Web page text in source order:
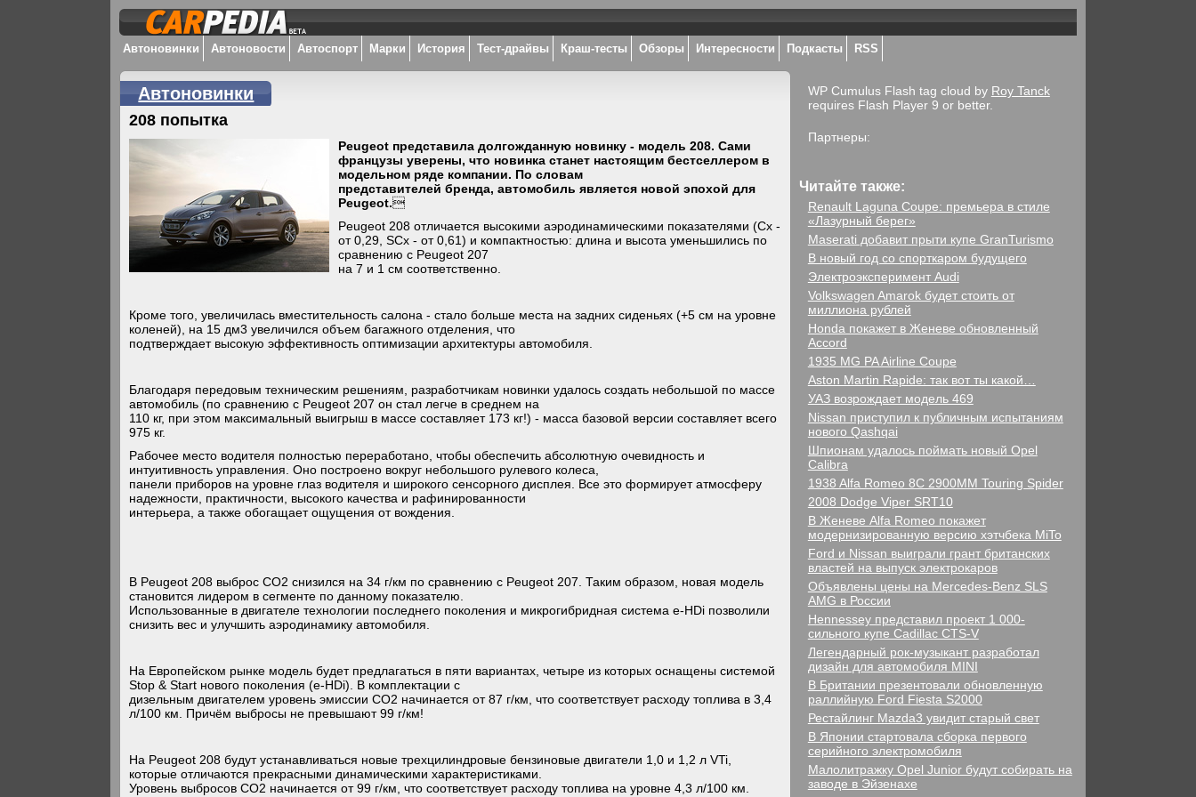
Автоновинки Автоновости Автоспорт Марки История Тест-драйвы Краш-тесты Обзоры Интересности Подкасты RSS
Автоновинки
208 попытка
Peugeot представила долгожданную новинку - модель 208. Сами
французы уверены, что новинка станет настоящим бестселлером в
модельном ряде компании. По словам
представителей бренда, автомобиль является новой эпохой для
Peugeot.
Peugeot 208 отличается высокими аэродинамическими показателями (Cx -
от 0,29, SCx - от 0,61) и компактностью: длина и высота уменьшились по
сравнению с Peugeot 207
на 7 и 1 см соответственно.
Кроме того, увеличилась вместительность салона - стало больше места на задних сиденьях (+5 см на уровне
коленей), на 15 дм3 увеличился объем багажного отделения, что
подтверждает высокую эффективность оптимизации архитектуры автомобиля.
Благодаря передовым техническим решениям, разработчикам новинки удалось создать небольшой по массе
автомобиль (по сравнению с Peugeot 207 он стал легче в среднем на
110 кг, при этом максимальный выигрыш в массе составляет 173 кг!) - масса базовой версии составляет всего
975 кг.
Рабочее место водителя полностью переработано, чтобы обеспечить абсолютную очевидность и
интуитивность управления. Оно построено вокруг небольшого рулевого колеса,
панели приборов на уровне глаз водителя и широкого сенсорного дисплея. Все это формирует атмосферу
надежности, практичности, высокого качества и рафинированности
интерьера, а также обогащает ощущения от вождения.
В Peugeot 208 выброс СО2 снизился на 34 г/км по сравнению с Peugeot 207. Таким образом, новая модель
становится лидером в сегменте по данному показателю.
Использованные в двигателе технологии последнего поколения и микрогибридная система e-HDi позволили
снизить вес и улучшить аэродинамику автомобиля.
На Европейском рынке модель будет предлагаться в пяти вариантах, четыре из которых оснащены системой
Stop & Start нового поколения (e-HDi). В комплектации с
дизельным двигателем уровень эмиссии СО2 начинается от 87 г/км, что соответствует расходу топлива в 3,4
л/100 км. Причём выбросы не превышают 99 г/км!
На Peugeot 208 будут устанавливаться новые трехцилиндровые бензиновые двигатели 1,0 и 1,2 л VTi,
которые отличаются прекрасными динамическими характеристиками.
Уровень выбросов СО2 начинается от 99 г/км, что соответствует расходу топлива на уровне 4,3 л/100 км.
WP Cumulus Flash tag cloud by Roy Tanck
requires Flash Player 9 or better.
Партнеры:
Читайте также:
Renault Laguna Coupe: премьера в стиле
«Лазурный берег»
Maserati добавит прыти купе GranTurismo
В новый год со спорткаром будущего
Электроэксперимент Audi
Volkswagen Amarok будет стоить от
миллиона рублей
Honda покажет в Женеве обновленный
Accord
1935 MG PA Airline Coupe
Aston Martin Rapide: так вот ты какой…
УАЗ возрождает модель 469
Nissan приступил к публичным испытаниям
нового Qashqai
Шпионам удалось поймать новый Opel
Calibra
1938 Alfa Romeo 8C 2900MM Touring Spider
2008 Dodge Viper SRT10
В Женеве Alfa Romeo покажет
модернизированную версию хэтчбека MiTo
Ford и Nissan выиграли грант британских
властей на выпуск электрокаров
Объявлены цены на Mercedes-Benz SLS
AMG в России
Hennessey представил проект 1 000-
сильного купе Cadillac CTS-V
Легендарный рок-музыкант разработал
дизайн для автомобиля MINI
В Британии презентовали обновленную
раллийную Ford Fiesta S2000
Рестайлинг Mazda3 увидит старый свет
В Японии стартовала сборка первого
серийного электромобиля
Малолитражку Opel Junior будут собирать на
заводе в Эйзенахе